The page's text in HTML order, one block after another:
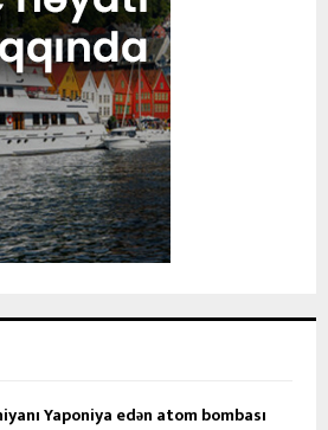
Yaponiya edən atom bombası